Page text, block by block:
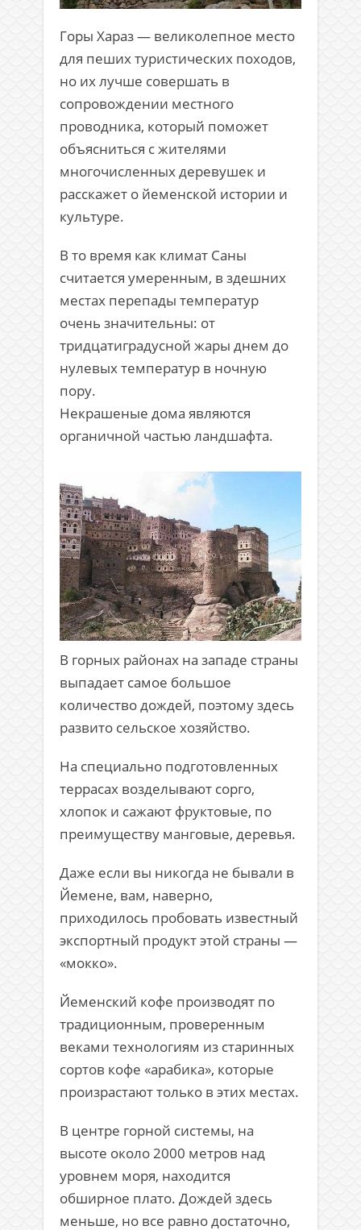
Горы Хараз — великолепное место
для пеших туристических походов,
но их лучше совершать в
сопровождении местного
проводника, который поможет
объясниться с жителями
многочисленных деревушек и
расскажет о йеменской истории и
культуре.
В то время как климат Саны
считается умеренным, в здешних
местах перепады температур
очень значительны: от
тридцатиградусной жары днем до
нулевых температур в ночную
пору.
Некрашеные дома являются
органичной частью ландшафта.
В горных районах на западе страны
выпадает самое большое
количество дождей, поэтому здесь
развито сельское хозяйство.
На специально подготовленных
террасах возделывают сорго,
хлопок и сажают фруктовые, по
преимуществу манговые, деревья.
Даже если вы никогда не бывали в
Йемене, вам, наверно,
приходилось пробовать известный
экспортный продукт этой страны —
«мокко».
Йеменский кофе производят по
традиционным, проверенным
веками технологиям из старинных
сортов кофе «арабика», которые
произрастают только в этих местах.
В центре горной системы, на
высоте около 2000 метров над
уровнем моря, находится
обширное плато. Дождей здесь
меньше, но все равно достаточно,